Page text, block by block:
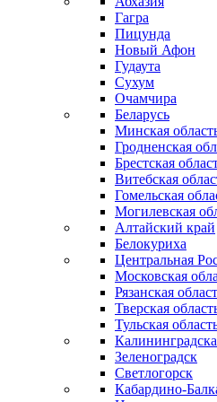
Гагра
Пицунда
Новый Афон
Гудаута
Сухум
Очамчира
Беларусь
Минская
Гродненская
Брестская
Витебская
Гомельская
Могилевская
Алтайский край
Белокуриха
Центральная
Московская
Рязанская
Тверская
Тульская
Зеленоградск
Светлогорск
Кабардино-